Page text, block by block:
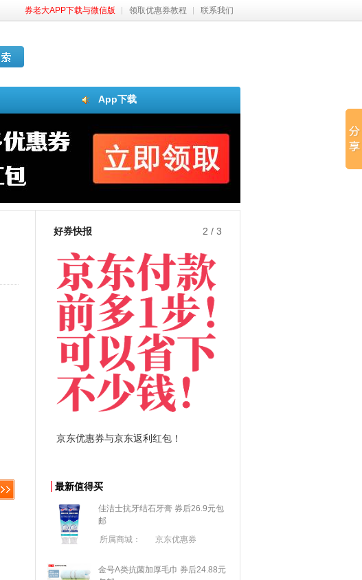
券老大APP下载与微信版 领取优惠券教程 联系我们
App下载
好券快报 2 / 3
京东优惠券与京东返利红包！
最新值得买
佳洁士抗牙结石牙膏 券后26.9元包
邮
所属商城：
京东优惠券
金号A类抗菌加厚毛巾 券后24.88元